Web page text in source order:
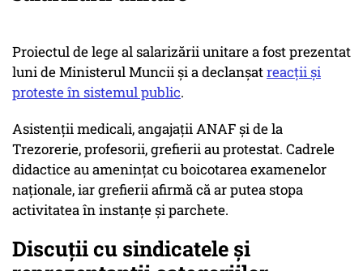
Proiectul de lege al salarizării unitare a fost prezentat
luni de Ministerul Muncii și a declanșatreacții și
proteste în sistemul public.
Asistenții medicali, angajații ANAF și de la
Trezorerie, profesorii, grefierii au protestat. Cadrele
didactice au amenințat cu boicotarea examenelor
naționale, iar grefierii afirmă că ar putea stopa
activitatea în instanțe și parchete.
Discuții cu sindicatele și